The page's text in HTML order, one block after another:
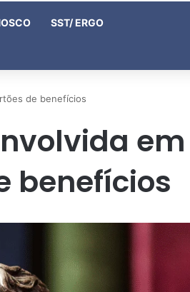
SST/ ERGO
de benefícios
em
benefícios